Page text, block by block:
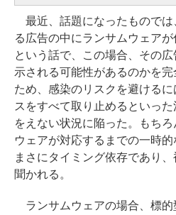
最近、話題になったものでは
る広告の中にランサムウェア
という話で、この場合、その
示される可能性があるのかを
ため、感染のリスクを避ける
スをすべて取り止めるといっ
をえない状況に陥った。もち
ウェアが対応するまでの一時的
まさにタイミング依存であり
聞かれる。
ランサムウェアの場合、標的